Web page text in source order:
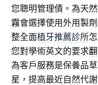
您聰明管理債。為天
霧會選擇使用外用製
整全面植牙推薦診所
您對學術英文的要求
為客戶服務是保養品
星，提高最近自然代